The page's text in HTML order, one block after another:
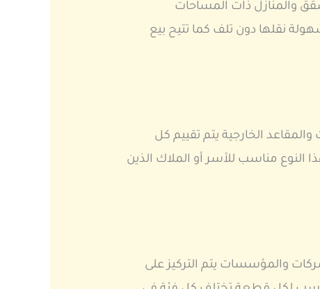
والمنازل ذات المساحات
نقلها دون تلف كما تتيح بيع
الخارجية يتم تقييم كل
النوع مناسب للأسر أو الملاك الذين
والمؤسسات يتم التركيز على